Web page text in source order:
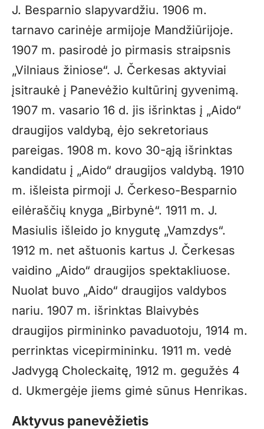
J. Besparnio slapyvardžiu. 1906 m.
tarnavo carinėje armijoje Mandžiūrijoje.
1907 m. pasirodė jo pirmasis straipsnis
„Vilniaus žiniose“. J. Čerkesas aktyviai
įsitraukė į Panevėžio kultūrinį gyvenimą.
1907 m. vasario 16 d. jis išrinktas į „Aido“
draugijos valdybą, ėjo sekretoriaus
pareigas. 1908 m. kovo 30-ąją išrinktas
kandidatu į „Aido“ draugijos valdybą. 1910
m. išleista pirmoji J. Čerkeso-Besparnio
eilėraščių knyga „Birbynė“. 1911 m. J.
Masiulis išleido jo knygutę „Vamzdys“.
1912 m. net aštuonis kartus J. Čerkesas
vaidino „Aido“ draugijos spektakliuose.
Nuolat buvo „Aido“ draugijos valdybos
nariu. 1907 m. išrinktas Blaivybės
draugijos pirmininko pavaduotoju, 1914 m.
perrinktas vicepirmininku. 1911 m. vedė
Jadvygą Choleckaitę, 1912 m. gegužės 4
d. Ukmergėje jiems gimė sūnus Henrikas.
Aktyvus panevėžietis